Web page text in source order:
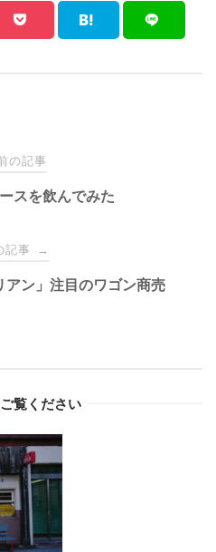
の記事
スを飲んでみた
記事 →
アン」注目のワゴン商売
覧ください